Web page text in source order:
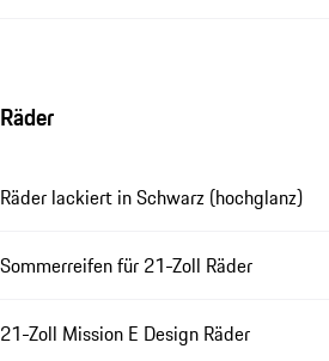
Räder
Räder lackiert in Schwarz (hochglanz)
Sommerreifen für 21-Zoll Räder
21-Zoll Mission E Design Räder